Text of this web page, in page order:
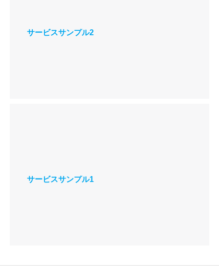
サービスサンプル2
サービスサンプル1